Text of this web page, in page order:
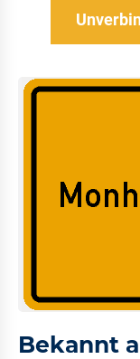
Bekannt